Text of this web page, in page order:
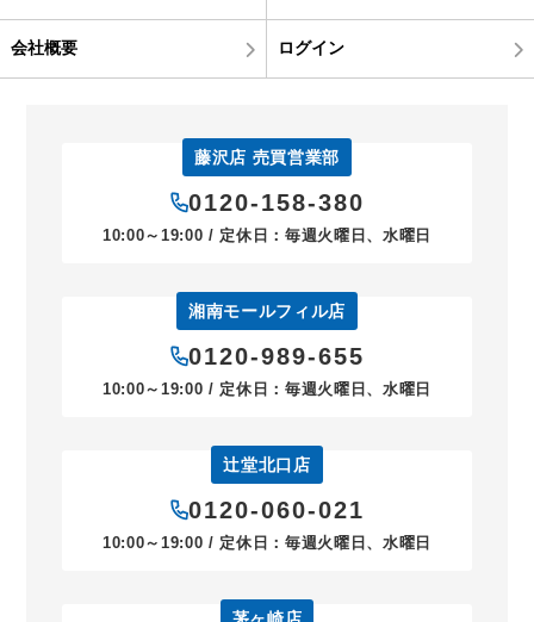
会社概要 ログイン
藤沢店 売買営業部
0120-158-380
10:00～19:00 / 定休日：毎週火曜日、水曜日
湘南モールフィル店
0120-989-655
10:00～19:00 / 定休日：毎週火曜日、水曜日
辻堂北口店
0120-060-021
10:00～19:00 / 定休日：毎週火曜日、水曜日